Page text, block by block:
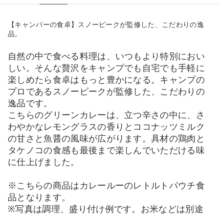
【キャンパーの食卓】スノーピークが監修した、こだわりの逸
品。
自然の中で食べる料理は、いつもより特別におい
しい。そんな贅沢をキャンプでも自宅でも手軽に
楽しめたら食卓はもっと豊かになる。キャンプの
プロであるスノーピークが監修した、こだわりの
逸品です。
こちらのグリーンカレーは、立つ辛さの中に、さ
わやかなレモングラスの香りとココナッツミルク
の甘さと魚醤の風味が広がります。具材の鶏肉と
タケノコの食感も最後まで楽しんでいただける味
に仕上げました。
※こちらの商品はカレールーのレトルトパウチ食
品となります。
※写真は調理、盛り付け例です。お米などは別途